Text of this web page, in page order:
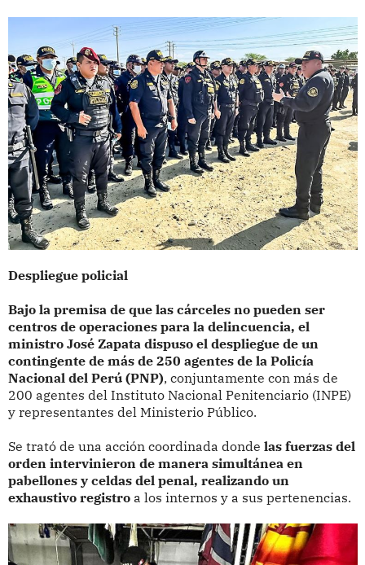
Despliegue policial
Bajo la premisa de que las cárceles no pueden ser
centros de operaciones para la delincuencia, el
ministro José Zapata dispuso el despliegue de un
contingente de más de 250 agentes de la Policía
Nacional del Perú (PNP), conjuntamente con más de
200 agentes del Instituto Nacional Penitenciario (INPE)
y representantes del Ministerio Público.
Se trató de una acción coordinada donde las fuerzas del
orden intervinieron de manera simultánea en
pabellones y celdas del penal, realizando un
exhaustivo registroa los internos y a sus pertenencias.